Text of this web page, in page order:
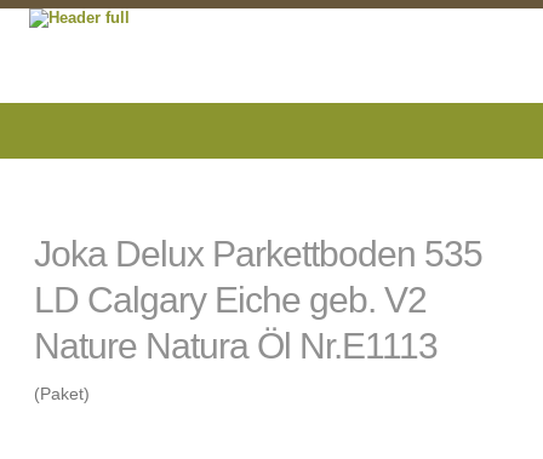
Joka Delux Parkettboden 535
LD Calgary Eiche geb. V2
Nature Natura Öl Nr.E1113
(Paket)